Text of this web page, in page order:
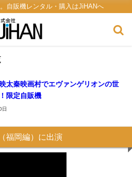
自販機レンタル・購入はJiHANへ
太秦映画村でエヴァンゲリオンの世
限定自販機
日
福岡編）に出演